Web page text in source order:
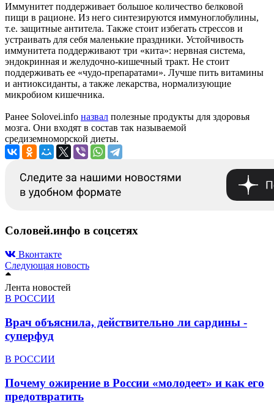
Иммунитет поддерживает большое количество белковой
пищи в рационе. Из него синтезируются иммуноглобулины,
т.е. защитные антитела. Также стоит избегать стрессов и
устраивать для себя маленькие праздники. Устойчивость
иммунитета поддерживают три «кита»: нервная система,
эндокринная и желудочно-кишечный тракт. Не стоит
поддерживать ее «чудо-препаратами». Лучше пить витамины
и антиоксиданты, а также лекарства, нормализующие
микробиом кишечника.
Ранее Solovei.info назвал полезные продукты для здоровья
мозга. Они входят в состав так называемой
средиземноморской диеты.
Соловей.инфо в соцсетях
Вконтакте
Следующая новость
Лента новостей
В РОССИИ
Врач объяснила, действительно ли сардины -
суперфуд
В РОССИИ
Почему ожирение в России «молодеет» и как его
предотвратить